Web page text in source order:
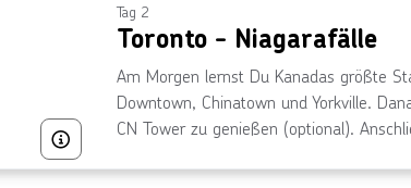
Bild von © OceanFishing über Getty Images
Tag 2
Toronto - Niagarafälle
Am Morgen lernst Du Kanadas größte
Downtown, Chinatown und Yorkville.
CN Tower zu genießen (optional).